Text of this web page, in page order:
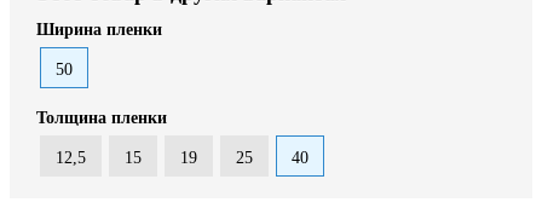
Ширина пленки
50
Толщина пленки
12,5 15 19 25 40